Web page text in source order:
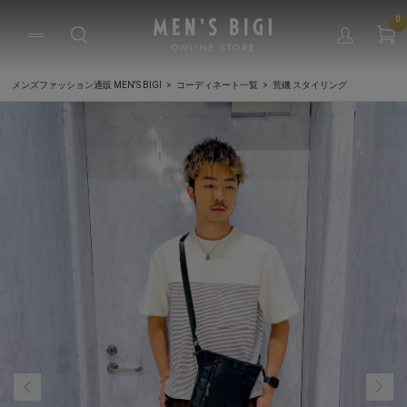
0
メンズファッション通販 MEN'S BIGI コーディネート一覧 荒磯 スタイリング